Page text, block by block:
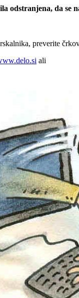
odstranjena, da se
preverite
ali